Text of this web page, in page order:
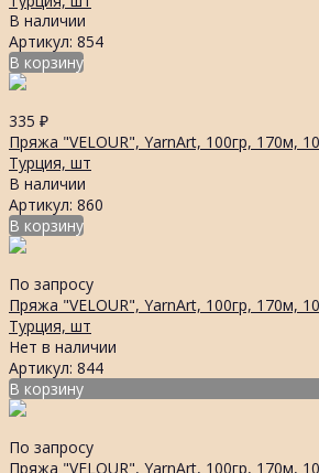
В наличии
Артикул: 854
В корзину
335 ₽
Пряжа "VELOUR", YarnArt, 100гр, 170м,
Турция, шт
В наличии
Артикул: 860
В корзину
По запросу
Пряжа "VELOUR", YarnArt, 100гр, 170м,
Турция, шт
Нет в наличии
Артикул: 844
В корзину
По запросу
Пряжа "VELOUR", YarnArt, 100гр, 170м,